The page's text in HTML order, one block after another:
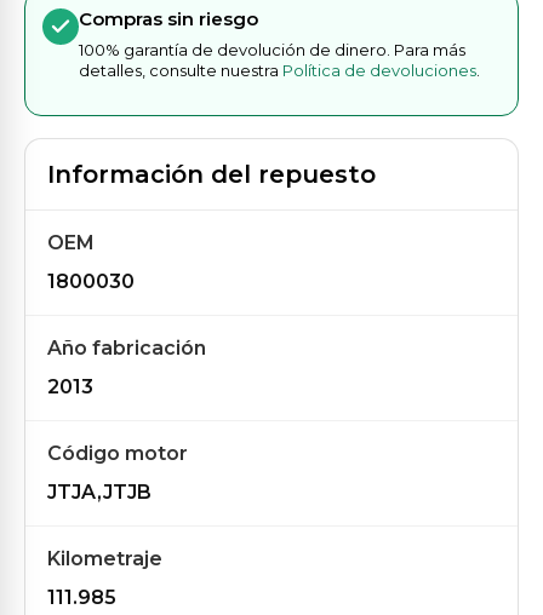
Compras sin riesgo
100% garantía de devolución de dinero. Para más
detalles, consulte nuestra Política de devoluciones
Información del repuesto
OEM
1800030
Año fabricación
2013
Código motor
JTJA,JTJB
Kilometraje
111.985